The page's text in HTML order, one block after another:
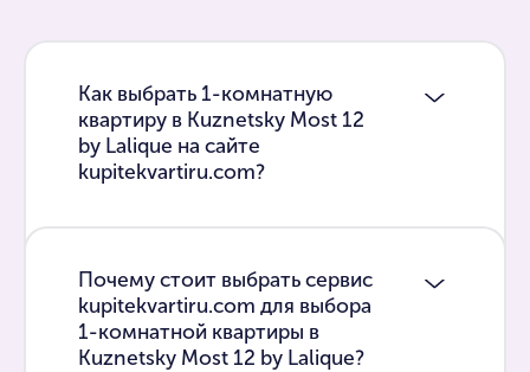
Как выбрать 1-комнатную
квартиру в Kuznetsky Most 12
by Lalique на сайте
kupitekvartiru.com?
Почему стоит выбрать сервис
kupitekvartiru.com для выбора
1-комнатной квартиры в
Kuznetsky Most 12 by Lalique?